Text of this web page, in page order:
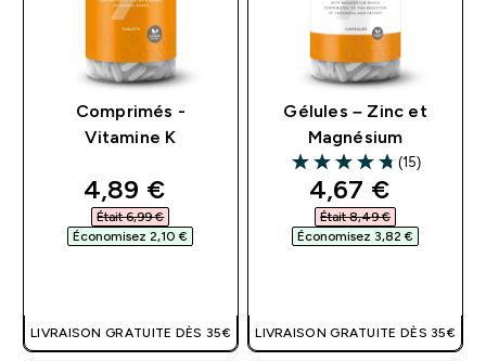
Comprimés -
Vitamine K
discounted price
4,89 €‎
Était 6,99 €‎
Économisez 2,10 €‎
LIVRAISON GRATUITE DÈS 35€
Gélules – Zinc et
Magnésium
4.73 out of 5 stars
(15)
discounted
4,67 €‎
Était 8,49 €‎
Économisez 3,82 €‎
LIVRAISON GRATUITE DÈS 35€